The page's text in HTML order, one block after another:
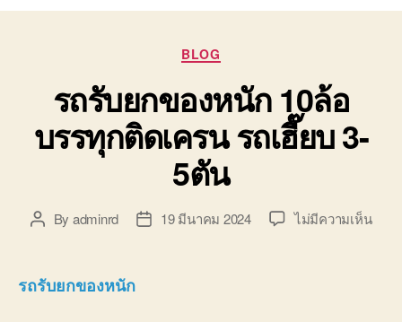
ติดต่อ
0640711613,
Categories
BLOG
รถรับยกของหนัก 10ล้อ
บรรทุกติดเครน รถเฮี๊ยบ 3-
5ตัน
PostBy adminrd
Post19 มีนาคม 2024 ไม่มีความเห็นบน
รถรับยกของหนัก